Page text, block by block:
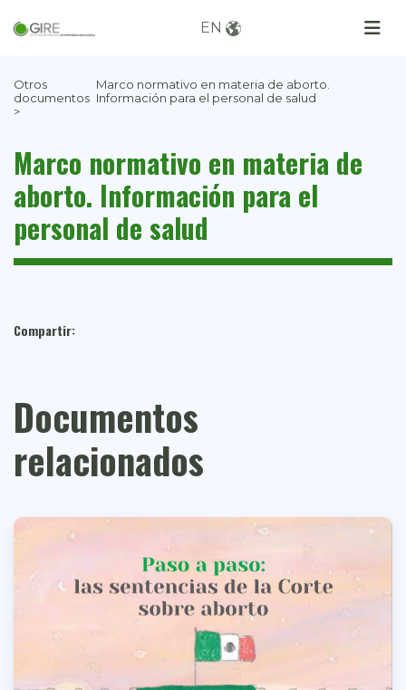
EN
Otros
documentos
>
Marco normativo en materia de aborto.
Información para el personal de salud
Marco normativo en materia de
aborto. Información para el
personal de salud
Compartir:
Documentos
relacionados